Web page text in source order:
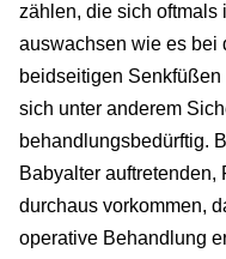
zählen, die sich oftmals
auswachsen wie es bei
beidseitigen
sich unter anderem
behandlungsbedürftig.
Babyalter
durchaus vorkommen,
operative Behandlung